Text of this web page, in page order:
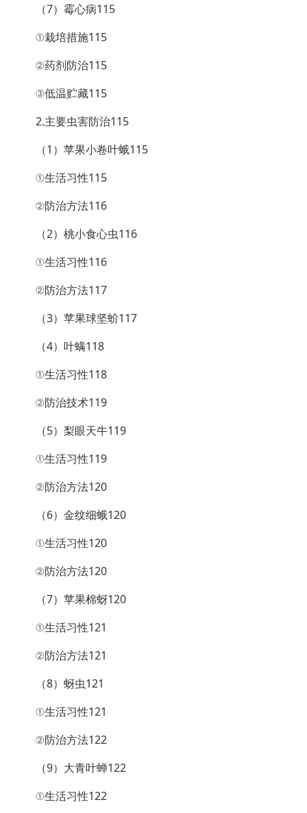
（7）霉心病115
①栽培措施115
②药剂防治115
③低温贮藏115
2.主要虫害防治115
（1）苹果小卷叶蛾115
①生活习性115
②防治方法116
（2）桃小食心虫116
①生活习性116
②防治方法117
（3）苹果球坚蚧117
（4）叶螨118
①生活习性118
②防治技术119
（5）梨眼天牛119
①生活习性119
②防治方法120
（6）金纹细蛾120
①生活习性120
②防治方法120
（7）苹果棉蚜120
①生活习性121
②防治方法121
（8）蚜虫121
①生活习性121
②防治方法122
（9）大青叶蝉122
①生活习性122